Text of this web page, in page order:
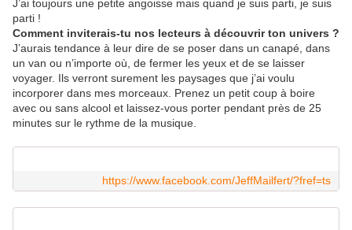
J’ai toujours une petite angoisse mais quand je suis parti, je suis
parti !
Comment inviterais-tu nos lecteurs à découvrir ton univers ?
J’aurais tendance à leur dire de se poser dans un canapé, dans
un van ou n’importe où , de fermer les yeux et de se laisser
voyager. Ils verront surement les paysages que j’ai voulu
incorporer dans mes morceaux. Prenez un petit coup à boire
avec ou sans alcool et laissez-vous porter pendant près de 25
minutes sur le rythme de la musique.
https://www.facebook.com/JeffMailfert/?fref=ts